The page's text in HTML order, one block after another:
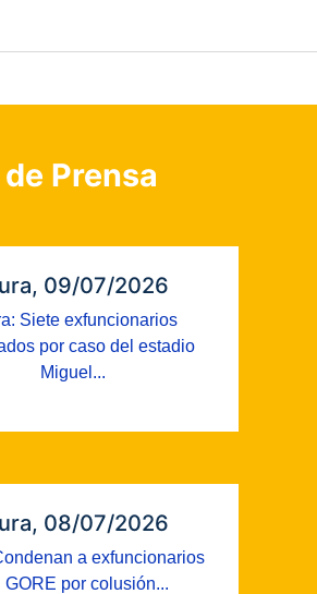
Prensa
09/07/2026
Siete exfuncionarios
por caso del estadio
Miguel...
08/07/2026
a exfuncionarios
GORE por colusión...